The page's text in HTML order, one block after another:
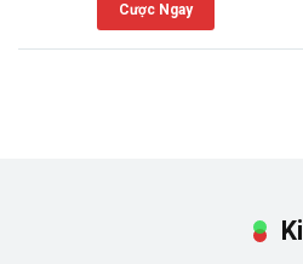
Cược Ngay